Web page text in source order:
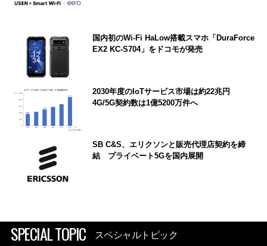
国内初のWi-Fi HaLow搭載スマホ「DuraForce
EX2 KC-S704」をドコモが発売
2030年度のIoTサービス市場は約22兆円
4G/5G契約数は1億5200万件へ
SB C&S、エリクソンと販売代理店契約を締
結 プライベート5Gを国内展開
SPECIAL TOPIC スペシャルトピック